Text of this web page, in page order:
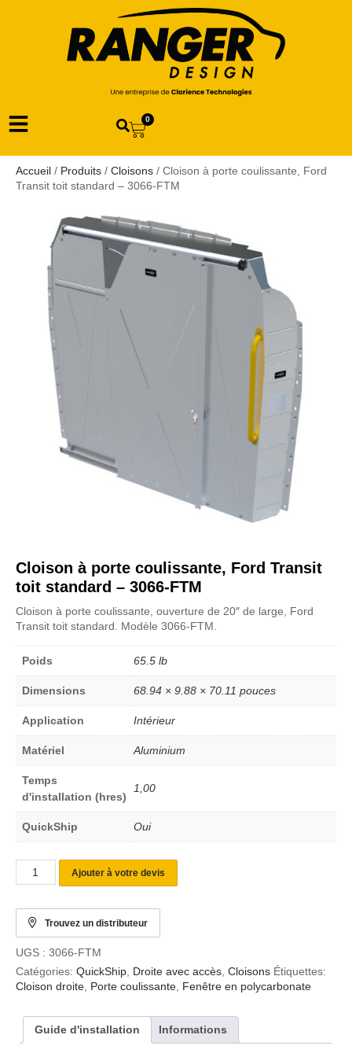
0
Accueil / Produits / Cloisons / Cloison à porte coulissante, Ford
Transit toit standard – 3066-FTM
Cloison à porte coulissante, Ford Transit
toit standard – 3066-FTM
Cloison à porte coulissante, ouverture de 20″ de large, Ford
Transit toit standard. Modèle 3066-FTM.
Poids 65.5 lb
Dimensions 68.94 × 9.88 × 70.11 pouces
Application Intérieur
Matériel Aluminium
Temps
d'installation (hres)
1,00
QuickShip Oui
Ajouter à votre devis
Trouvez un distributeur
UGS : 3066-FTM
Catégories: QuickShip, Droite avec accès, Cloisons Étiquettes:
Cloison droite, Porte coulissante, Fenêtre en polycarbonate
Guide d'installation Informations